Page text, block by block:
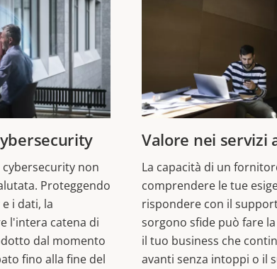
cybersecurity non
Proteggendo
i dati, la
l'intera catena di
dal momento
fino alla fine del
Valore nei servizi
La capacità di un
comprendere le tue
rispondere con il
sorgono sfide può fare
il tuo business che
avanti senza intoppi o il